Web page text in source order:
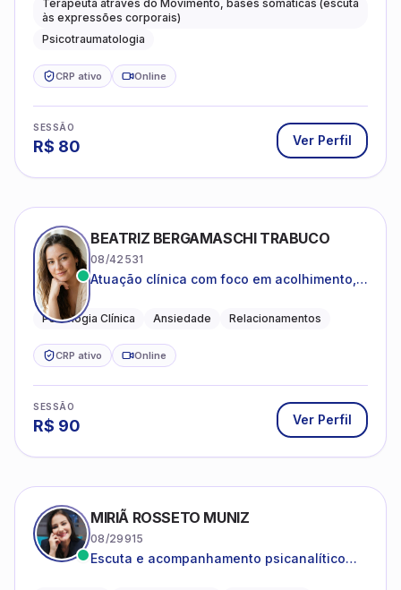
Terapeuta através do Movimento, bases somáticas (escuta
às expressões corporais)
Psicotraumatologia
CRP ativo Online
SESSÃO
R$ 80 Ver Perfil
BEATRIZ BERGAMASCHI TRABUCO
08/42531
Atuação clínica com foco em acolhimento,
Psicologia Clínica Ansiedade Relacionamentos
CRP ativo Online
SESSÃO
R$ 90 Ver Perfil
MIRIÃ ROSSETO MUNIZ
08/29915
Escuta e acompanhamento psicanalítico